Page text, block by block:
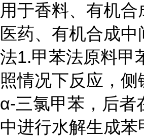
用于香料、有机合
医药、有机合成中
法1.甲苯法原料甲
照情况下反应，侧
α-三氯甲苯，后者
中进行水解生成苯